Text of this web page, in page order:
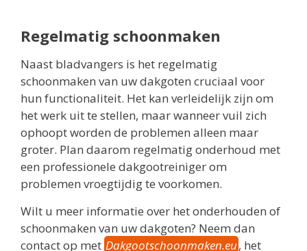
Regelmatig schoonmaken
Naast bladvangers is het regelmatig
schoonmaken van uw dakgoten cruciaal voor
hun functionaliteit. Het kan verleidelijk zijn om
het werk uit te stellen, maar wanneer vuil zich
ophoopt worden de problemen alleen maar
groter. Plan daarom regelmatig onderhoud met
een professionele dakgootreiniger om
problemen vroegtijdig te voorkomen.
Wilt u meer informatie over het onderhouden of
schoonmaken van uw dakgoten? Neem dan
contact op met Dakgootschoonmaken.eu, het